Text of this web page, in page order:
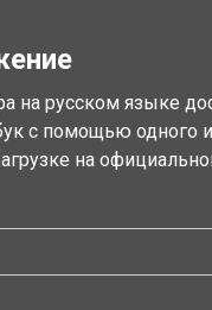
на русском языке
с помощью одного
на